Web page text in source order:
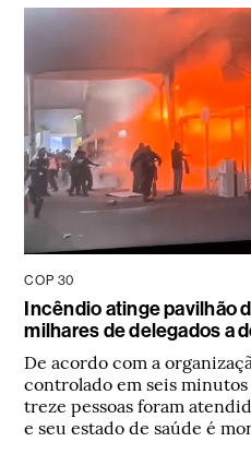
COP 30
Incêndio atinge pavilhão
milhares de delegados a
De acordo com a
controlado em seis
treze pessoas foram
e seu estado de saúde é